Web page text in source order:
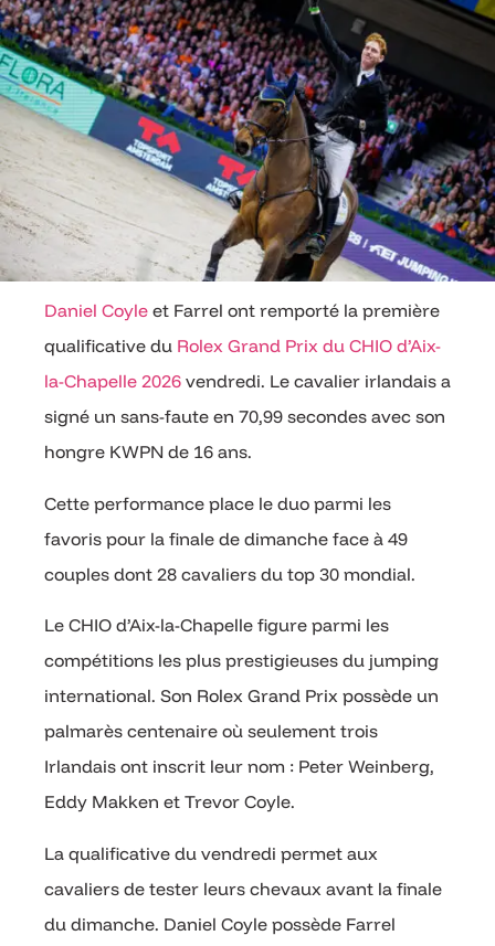
Daniel Coyle et Farrel ont remporté la première
qualificative du Rolex Grand Prix du CHIO d’Aix-
la-Chapelle 2026 vendredi. Le cavalier irlandais a
signé un sans-faute en 70,99 secondes avec son
hongre KWPN de 16 ans.
Cette performance place le duo parmi les
favoris pour la finale de dimanche face à 49
couples dont 28 cavaliers du top 30 mondial.
Le CHIO d’Aix-la-Chapelle figure parmi les
compétitions les plus prestigieuses du jumping
international. Son Rolex Grand Prix possède un
palmarès centenaire où seulement trois
Irlandais ont inscrit leur nom : Peter Weinberg,
Eddy Makken et Trevor Coyle.
La qualificative du vendredi permet aux
cavaliers de tester leurs chevaux avant la finale
du dimanche. Daniel Coyle possède Farrel